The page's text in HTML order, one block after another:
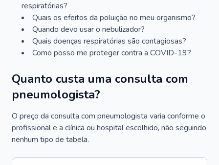
respiratórias?
Quais os efeitos da poluição no meu organismo?
Quando devo usar o nebulizador?
Quais doenças respiratórias são contagiosas?
Como posso me proteger contra a COVID-19?
Quanto custa uma consulta com
pneumologista?
O preço da consulta com pneumologista varia conforme o
profissional e a clínica ou hospital escolhido, não seguindo
nenhum tipo de tabela.